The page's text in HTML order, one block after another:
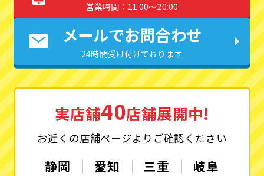
営業時間：11:00〜20:00
メールでお問合わせ
24時間受け付けております
実店舗40店舗展開中!
お近くの店舗ページよりご確認ください
静岡 愛知 三重
岐阜